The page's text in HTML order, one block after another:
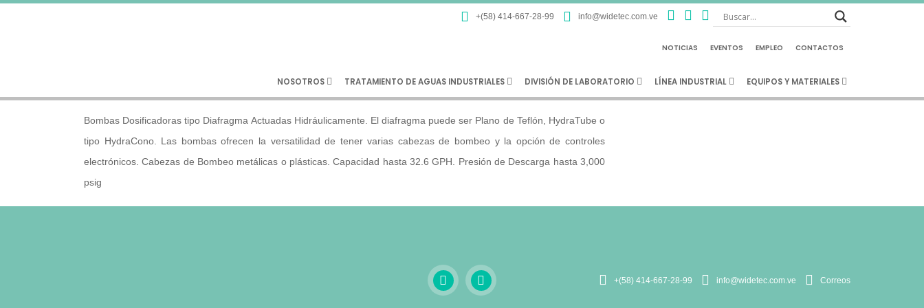
+(58) 414-667-28-99 info@widetec.com.ve
NOTICIAS EVENTOS EMPLEO CONTACTOS
NOSOTROS TRATAMIENTO DE AGUAS INDUSTRIALES DIVISIÓN DE LABORATORIO LÍNEA INDUSTRIAL EQUIPOS Y MATERIALES
Bomba Pulsafeeder tipo diafragma serie
pulsa 680
Bombas Dosificadoras tipo Diafragma Actuadas Hidráulicamente. El diafragma puede ser Plano de Teflón, HydraTube o
tipo HydraCono. Las bombas ofrecen la versatilidad de tener varias cabezas de bombeo y la opción de controles
electrónicos. Cabezas de Bombeo metálicas o plásticas. Capacidad hasta 32.6 GPH. Presión de Descarga hasta 3,000
psig
+(58) 414-667-28-99 info@widetec.com.ve Correos